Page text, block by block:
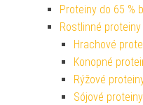
Proteiny do 65 %
Rostlinné
Hrachové
Konopné
Rýžové
Sójové proteiny